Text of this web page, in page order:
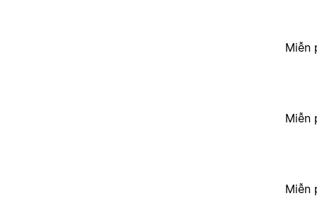
Miễn
Miễn
Miễn